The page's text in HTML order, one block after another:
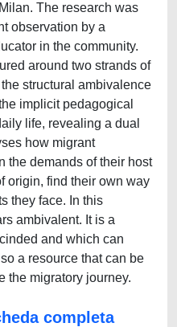
The research was
observation by a
in the community.
around two strands of
structural ambivalence
implicit pedagogical
life, revealing a dual
how migrant
the demands of their host
origin, find their own way
they face. In this
ambivalent. It is a
and which can
a resource that can be
the migratory journey.
completa